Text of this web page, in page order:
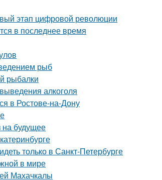
этап цифровой революции
в последнее время
рыб
рыбалки
алкоголя
в Ростове-на-Дону
на будущее
только в Санкт-Петербурге
в мире
Махачкалы